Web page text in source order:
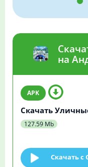
на
Скачать
127.59 Mb
Скачать c